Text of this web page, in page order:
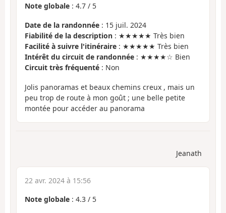
Note globale : 4.7 / 5
Date de la randonnée : 15 juil. 2024
Fiabilité de la description : ★★★★★ Très bien
Facilité à suivre l'itinéraire : ★★★★★ Très bien
Intérêt du circuit de randonnée : ★★★★☆ Bien
Circuit très fréquenté : Non
Jolis panoramas et beaux chemins creux , mais un
peu trop de route à mon goût ; une belle petite
montée pour accéder au panorama
Jeanath
22 avr. 2024 à 15:56
Note globale : 4.3 / 5